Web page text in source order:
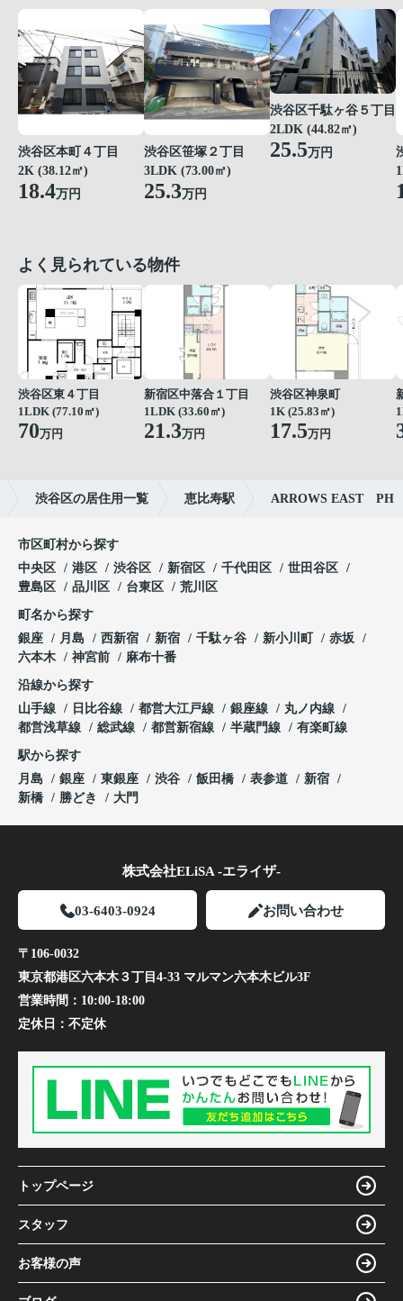
渋谷区本町４丁目
2K (38.12㎡)
18.4万円
渋谷区笹塚２丁目
3LDK (73.00㎡)
25.3万円
渋谷区千駄ヶ谷５丁目
2LDK (44.82㎡)
25.5万円
よく見られている物件
渋谷区東４丁目
1LDK (77.10㎡)
70万円
新宿区中落合１丁目
1LDK (33.60㎡)
21.3万円
渋谷区神泉町
1K (25.83㎡)
17.5万円
渋谷区の居住用一覧 恵比寿駅 ARROWS EAST PH
市区町村から探す
中央区
港区 渋谷区 新宿区 千代田区
世田谷区
豊島区
品川区 台東区 荒川区
町名から探す
銀座
月島 西新宿 新宿 千駄ヶ谷 新小川町
赤坂
六本木
神宮前 麻布十番
沿線から探す
山手線
日比谷線 都営大江戸線 銀座線
丸ノ内線
都営浅草線
総武線 都営新宿線 半蔵門線 有楽町線
駅から探す
月島
銀座 東銀座 渋谷 飯田橋 表参道
新宿
新橋
勝どき 大門
株式会社ELiSA -エライザ-
03-6403-0924 お問い合わせ
〒106-0032
東京都港区六本木３丁目4-33 マルマン六本木ビル3F
営業時間： 10:00-18:00
定休日： 不定休
トップページ
スタッフ
お客様の声